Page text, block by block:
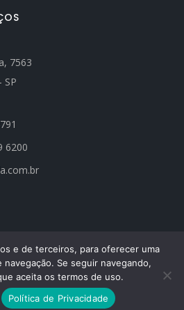
7563
SP
6200
DIREITOS RESERVADOS.
123ESITE
e de terceiros, para oferecer uma
navegação. Se seguir navegando,
aceita os termos de uso.
Política de Privacidade